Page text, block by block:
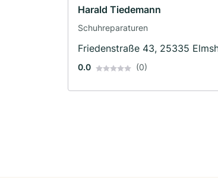
Harald Tiedemann
Schuhreparaturen
Friedenstraße 43, 25335
0.0 (0)